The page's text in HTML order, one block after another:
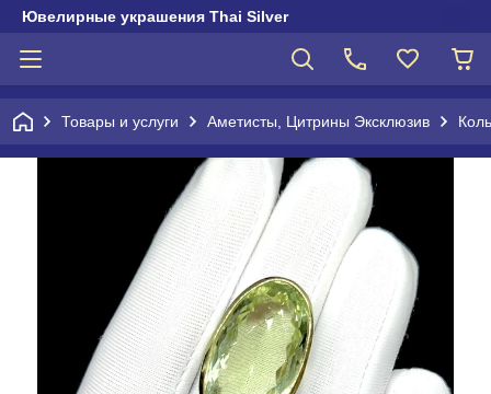
Ювелирные украшения Thai Silver
Товары и услуги Аметисты, Цитрины Эксклюзив